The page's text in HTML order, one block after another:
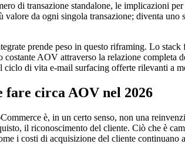
di transazione standalone, le implicazioni
da ogni singola transazione; diventa
prende peso in questo riframing. Lo
AOV attraverso la relazione
di vita e-mail surfacing offerte rilevanti a
fare circa AOV nel 2026
è, in un certo senso, non una
il riconoscimento del cliente. Ciò che è
i costi di acquisizione del cliente continuano